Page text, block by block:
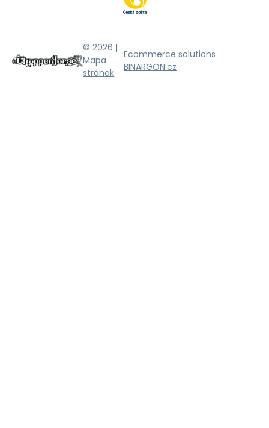
© 2026 |
Mapa
stránok
Ecommerce solutions
BINARGON.cz